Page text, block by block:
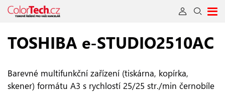
TOSHIBA e‑STUDIO2510AC
Barevné multifunkční zařízení (tiskárna, kopírka,
skener) formátu A3 s rychlostí 25/25 str./min černobíle